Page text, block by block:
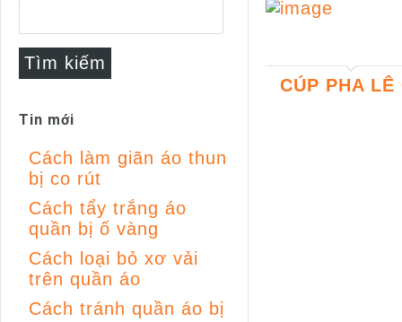
Tin mới
Cách làm giãn áo thun
bị co rút
Cách tẩy trắng áo
quần bị ố vàng
Cách loại bỏ xơ vải
trên quần áo
Cách tránh quần áo bị
CÚP PHA LÊ